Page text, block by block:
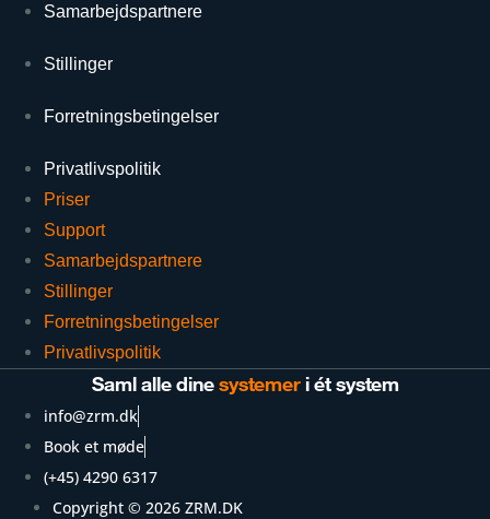
Samarbejdspartnere
Stillinger
Forretningsbetingelser
Privatlivspolitik
Priser
Support
Samarbejdspartnere
Stillinger
Forretningsbetingelser
Privatlivspolitik
Saml alle dinesystemeri ét system
info@zrm.dk
Book et møde
(+45) 4290 6317
Copyright © 2026 ZRM.DK